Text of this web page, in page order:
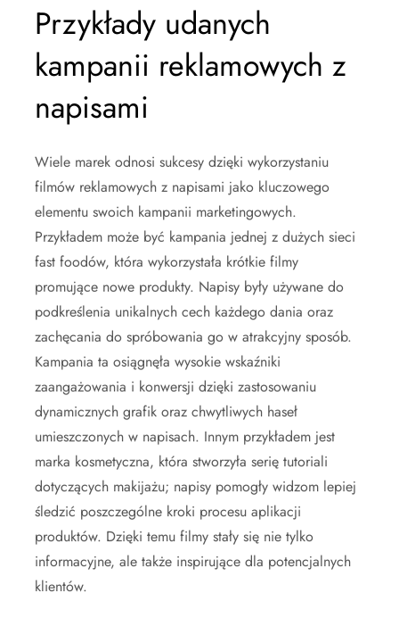
Przykłady udanych
kampanii reklamowych z
napisami
Wiele marek odnosi sukcesy dzięki wykorzystaniu
filmów reklamowych z napisami jako kluczowego
elementu swoich kampanii marketingowych.
Przykładem może być kampania jednej z dużych sieci
fast foodów, która wykorzystała krótkie filmy
promujące nowe produkty. Napisy były używane do
podkreślenia unikalnych cech każdego dania oraz
zachęcania do spróbowania go w atrakcyjny sposób.
Kampania ta osiągnęła wysokie wskaźniki
zaangażowania i konwersji dzięki zastosowaniu
dynamicznych grafik oraz chwytliwych haseł
umieszczonych w napisach. Innym przykładem jest
marka kosmetyczna, która stworzyła serię tutoriali
dotyczących makijażu; napisy pomogły widzom lepiej
śledzić poszczególne kroki procesu aplikacji
produktów. Dzięki temu filmy stały się nie tylko
informacyjne, ale także inspirujące dla potencjalnych
klientów.